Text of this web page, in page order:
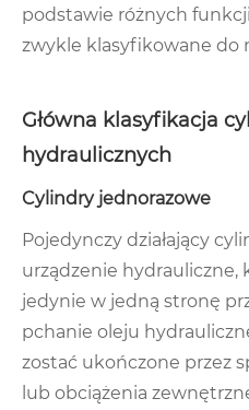
podstawie różnych
zwykle klasyfikowane do
Główna klasyfikacja
hydraulicznych
Cylindry jednorazowe
Pojedynczy działający
urządzenie hydrauliczne,
jedynie w jedną stronę
pchanie oleju
zostać ukończone przez
lub obciążenia